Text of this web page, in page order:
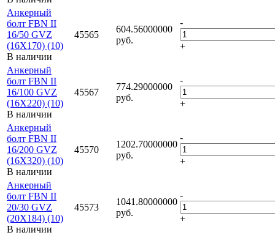
Анкерный
болт FBN II
16/50 GVZ
(16X170) (10)
В наличии
45565
604.56000000
руб.
-
+
Анкерный
болт FBN II
16/100 GVZ
(16X220) (10)
В наличии
45567
774.29000000
руб.
-
+
Анкерный
болт FBN II
16/200 GVZ
(16X320) (10)
В наличии
45570
1202.70000000
руб.
-
+
Анкерный
болт FBN II
20/30 GVZ
(20X184) (10)
В наличии
45573
1041.80000000
руб.
-
+